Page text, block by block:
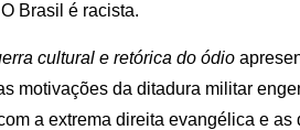
Brasil é racista.
cultural e retórica do ódio
motivações da ditadura militar
a extrema direita evangélica e as